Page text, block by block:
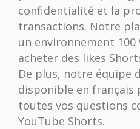
confidentialité et la
transactions. Notre
un environnement 100
acheter des likes
De plus, notre équipe
disponible en français
toutes vos questions
YouTube Shorts.